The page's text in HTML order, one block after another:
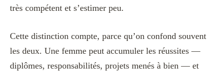
très compétent et s’estimer peu.
Cette distinction compte, parce qu’on confond souvent
les deux. Une femme peut accumuler les réussites —
diplômes, responsabilités, projets menés à bien — et